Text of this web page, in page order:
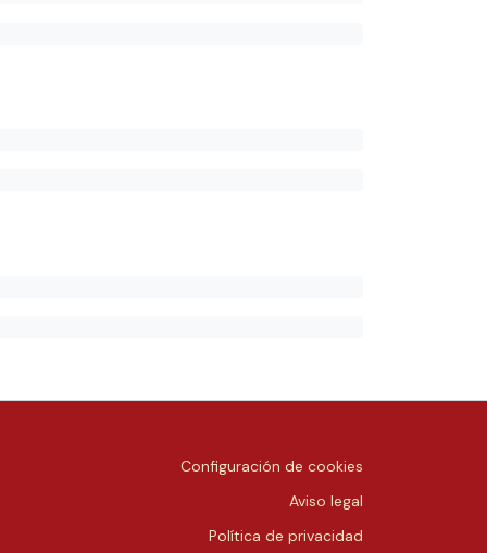
Configuración de cookies
Aviso legal
Política de privacidad